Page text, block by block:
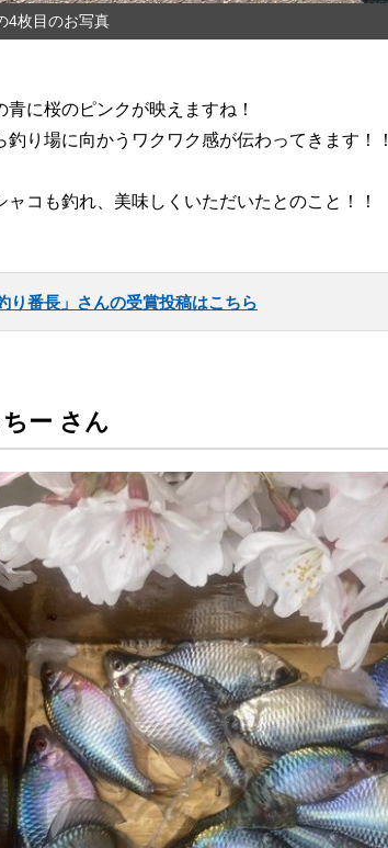
4枚目のお写真
青に桜のピンクが映えますね！
釣り場に向かうワクワク感が伝わってきます！！
ャコも釣れ、美味しくいただいたとのこと！！
釣り番長」さんの受賞投稿はこちら
ー さん